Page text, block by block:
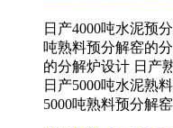
日产4000吨水泥预
吨熟料预分解窑的
的分解炉设计 日产
日产5000吨水泥熟
5000吨熟料预分解